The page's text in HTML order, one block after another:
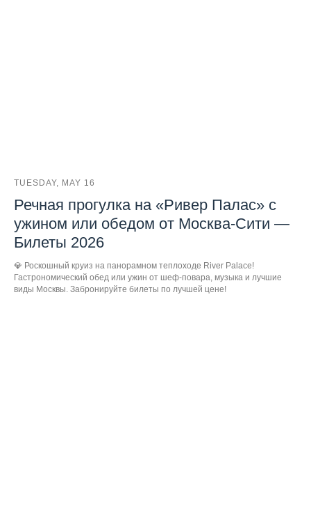
TUESDAY, MAY 16
Речная прогулка на «Ривер Палас» с
ужином или обедом от Москва-Сити —
Билеты 2026
💎 Роскошный круиз на панорамном теплоходе River Palace!
Гастрономический обед или ужин от шеф-повара, музыка и лучшие
виды Москвы. Забронируйте билеты по лучшей цене!